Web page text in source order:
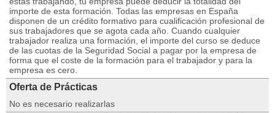
importe de esta formación. Todas las empresas en España
disponen de un crédito formativo para cualificación profesional de
sus trabajadores que se agota cada año. Cuando cualquier
trabajador realiza una formación, el importe del curso se deduce
de las cuotas de la Seguridad Social a pagar por la empresa de
forma que el coste de la formación para el trabajador y para la
empresa es cero.
Oferta de Prácticas
No es necesario realizarlas